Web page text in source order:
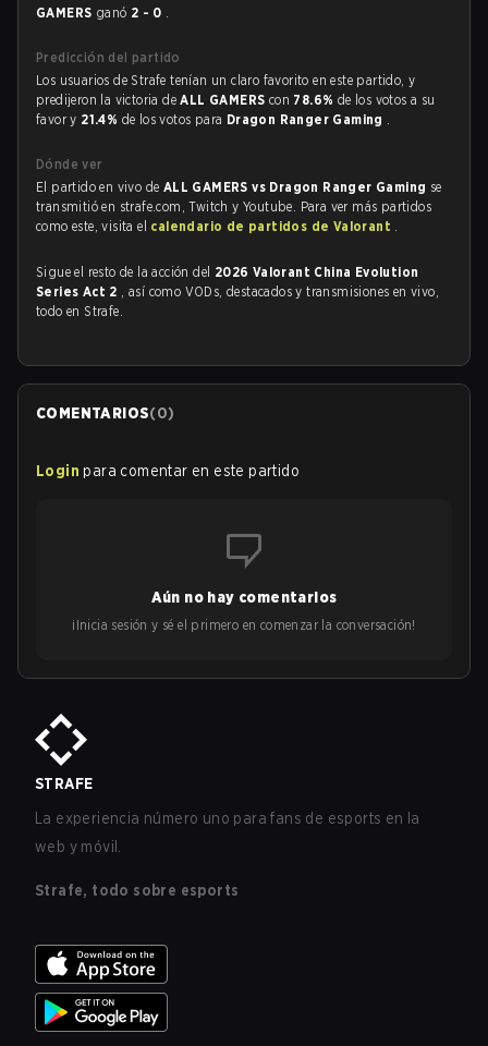
GAMERS ganó 2 - 0 .
Predicción del partido
Los usuarios de Strafe tenían un claro favorito en este partido, y
predijeron la victoria deALL GAMERS con 78.6% de los votos a su
favor y 21.4% de los votos para Dragon Ranger Gaming .
Dónde ver
El partido en vivo de ALL GAMERS vs Dragon Ranger Gaming se
transmitió en strafe.com, Twitch y Youtube. Para ver más partidos
como este, visita el calendario de partidos de Valorant .
Sigue el resto de la acción del 2026 Valorant China Evolution
Series Act 2 , así como VODs, destacados y transmisiones en vivo,
todo en Strafe.
COMENTARIOS(0)
Login para comentar en este partido
Aún no hay comentarios
¡Inicia sesión y sé el primero en comenzar la conversación!
STRAFE
La experiencia número uno para fans de esports en la
web y móvil.
Strafe, todo sobre esports